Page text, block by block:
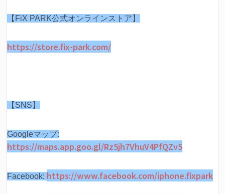
【FiX PARK公式オンラインストア】
https://store.fix-park.com/
【SNS】
Googleマップ:
https://maps.app.goo.gl/Rz5jh7VhuV4PfQZv5
Facebook: https://www.facebook.com/iphone.fixpark